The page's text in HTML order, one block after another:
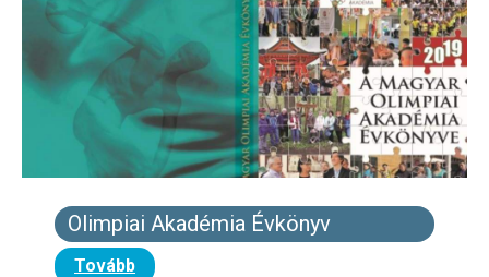
Olimpiai Akadémia Évkönyv
Tovább